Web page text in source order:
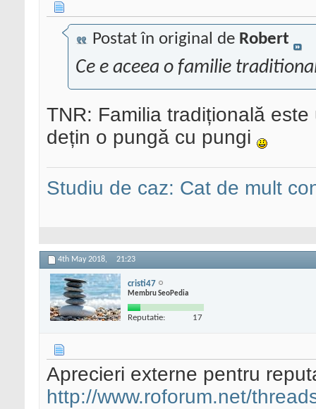
Postat în original de Robert
Ce e aceea o familie
TNR: Familia tradițională
dețin o pungă cu pungi
Studiu de caz: Cat de mult
4th May 2018, 21:23
cristi47
Membru SeoPedia
Reputatie: 17
Aprecieri externe pentru
http://www.roforum.net/